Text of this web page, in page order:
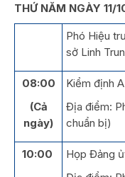
THỨ NĂM NGÀY 11/
Phó Hiệu
sở Linh
08:00
(Cả
ngày)
Kiểm định
Địa điểm:
chuẩn bị)
10:00
Họp Đảng